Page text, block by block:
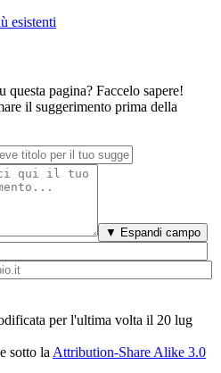
esistenti
pagina? Faccelo sapere!
il suggerimento prima della
▼ Espandi campo
per l'ultima volta il 20 lug
sotto la Attribution-Share Alike 3.0